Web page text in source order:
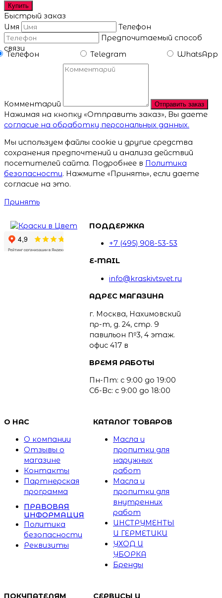
Купить
Быстрый заказ
Имя
Телефон
Предпочитаемый способ
связи
Телефон Telegram WhatsApp
Комментарий Отправить заказ
Нажимая на кнопку «Отправить заказ», Вы даете
согласие на обработку персональных данных.
Мы используем файлы cookie и другие средства
сохранения предпочтений и анализа действий
посетителей сайта. Подробнее в Политика
безопасности. Нажмите «Принять», если даете
согласие на это.
Принять
ПОДДЕРЖКА
+7 (495) 908-53-53
E-MAIL
info@kraskivtsvet.ru
АДРЕС МАГАЗИНА
г. Москва, Нахимовский
пр-т, д. 24, стр. 9
павильон №3, 4 этаж.
офис 417 в
ВРЕМЯ РАБОТЫ
Пн-Пт: с 9:00 до 19:00
Сб-Вс: с 9:00 до 18:00
О НАС
О компании
Отзывы о
магазине
Контакты
Партнерская
программа
ПРАВОВАЯ
ИНФОРМАЦИЯ
Политика
безопасности
Реквизиты
КАТАЛОГ ТОВАРОВ
Масла и
пропитки для
наружных
работ
Масла и
пропитки для
внутренних
работ
ИНСТРУМЕНТЫ
И ГЕРМЕТИКИ
УХОД И
УБОРКА
Бренды
ПОКУПАТЕЛЯМ СЕРВИСЫ И